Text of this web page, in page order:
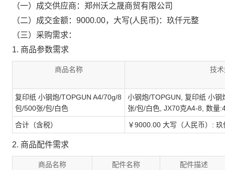
（一）成交供应商：郑州沃之晟商贸有限公司
（二）成交金额：9000.00，大写(人民币)：玖仟元整
（三）采购需求：
1. 商品参数需求
商品名称 技
复印纸 小钢炮/TOPGUN A4/70g/8
包/500张/包/白色
小钢炮/TOPGUN, 复印纸 小
张/包/白色, JX70克A4-8, 数量
合计（含税） ￥9000.00 大写（人民币）: 玖
2. 商品配件需求
商品名称 配件名称 配件描述